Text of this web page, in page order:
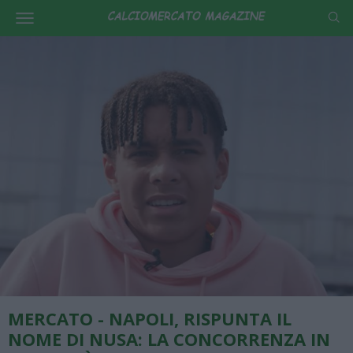
MERCATO - NAPOLI, RISPUNTA IL
NOME DI NUSA: LA CONCORRENZA IN